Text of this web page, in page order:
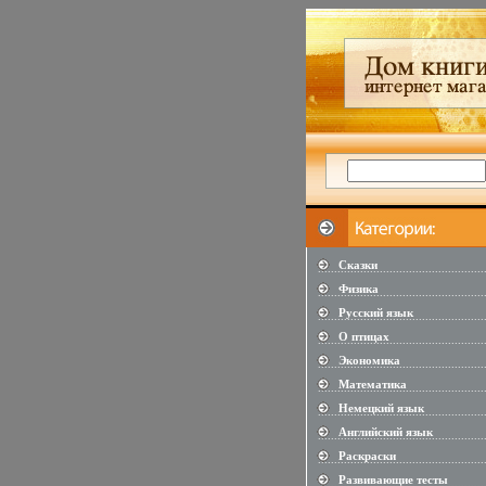
Сказки
Физика
Русский язык
О птицах
Экономика
Математика
Немецкий язык
Английский язык
Раскраски
Развивающие тесты